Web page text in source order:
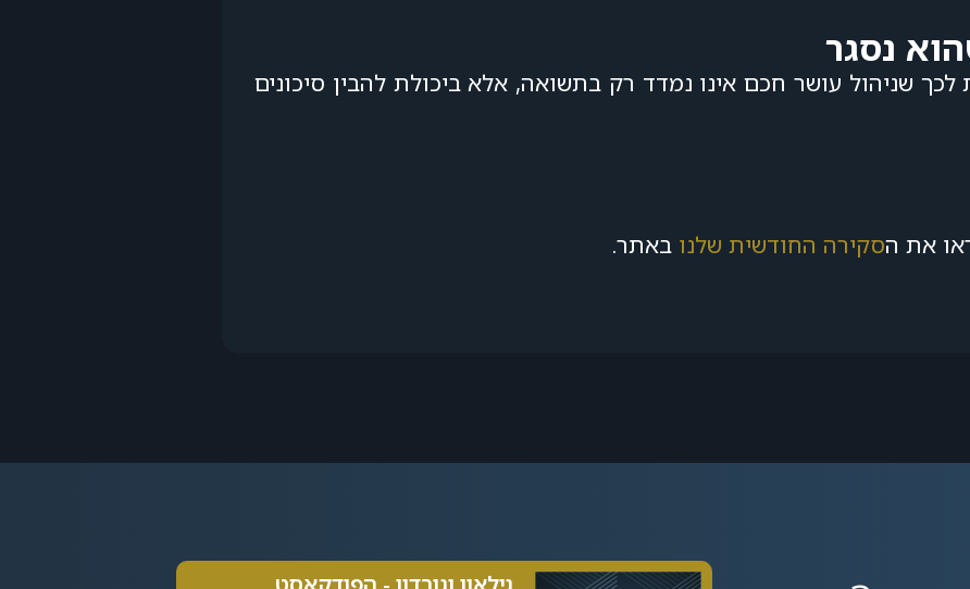
נסגר
לכך שניהול עושר חכם אינו נמדד רק בתשואה, אלא ביכולת להבין סיכונים
את הסקירה החודשית שלנו באתר.